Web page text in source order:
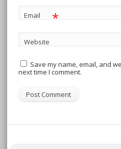
Email *
Website
Save my name, email, and
next time I comment.